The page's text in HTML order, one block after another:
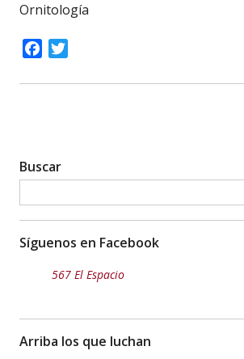
Ornitología
Facebook
Buscar
Síguenos en Facebook
567 El Espacio
Arriba los que luchan